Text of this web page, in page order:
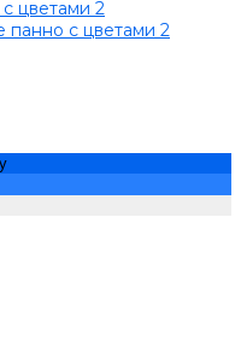
с цветами 2